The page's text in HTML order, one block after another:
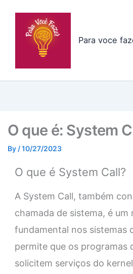
Para voce
O que é: System
By /10/27/2023
O que é System Call?
A System Call, também
chamada de sistema, é um
fundamental nos sistemas
permite que os programas
solicitem serviços do